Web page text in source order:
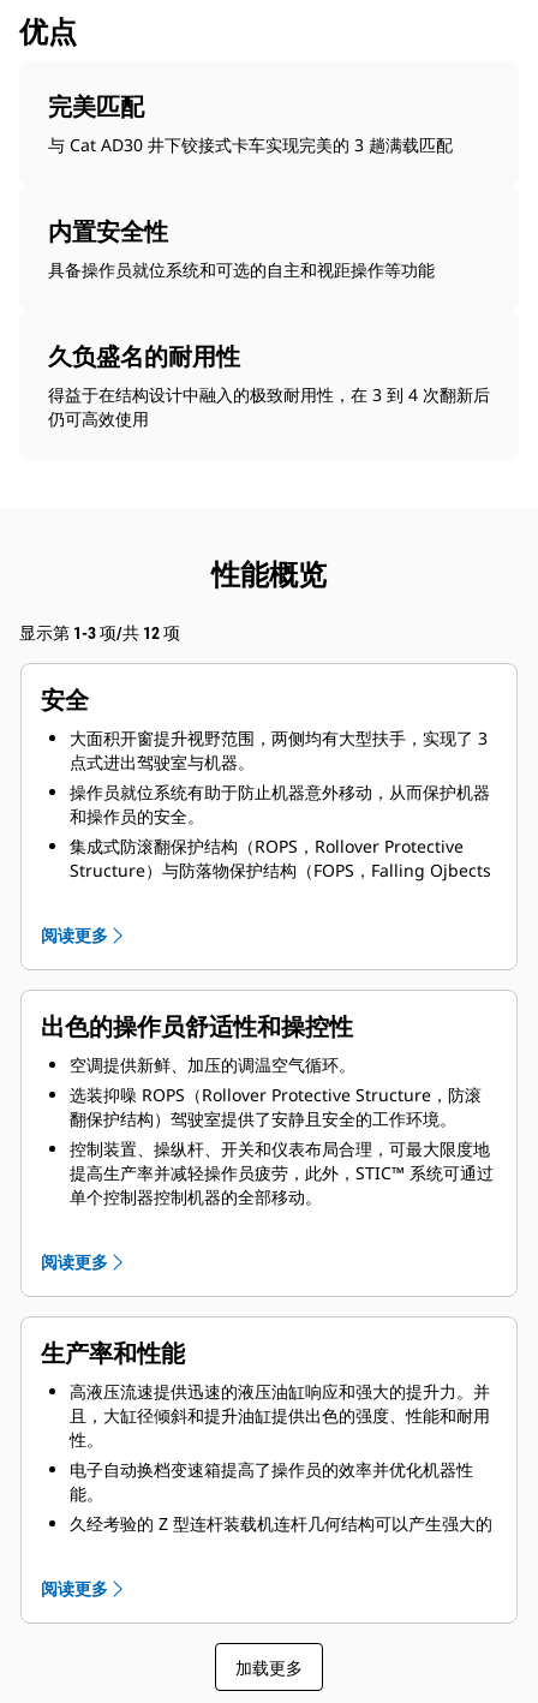
优点
完美匹配
与 Cat AD30 井下铰接式卡车实现完美的 3 趟满载匹配
内置安全性
具备操作员就位系统和可选的自主和视距操作等功能
久负盛名的耐用性
得益于在结构设计中融入的极致耐用性，在 3 到 4 次翻新后
仍可高效使用
性能概览
显示第 1-3 项/共 12 项
安全
大面积开窗提升视野范围，两侧均有大型扶手，实现了 3
点式进出驾驶室与机器。
操作员就位系统有助于防止机器意外移动，从而保护机器
和操作员的安全。
集成式防滚翻保护结构（ROPS，Rollover Protective
Structure）与防落物保护结构（FOPS，Falling Ojbects
行车制动系统由可调式液压启动，停车制动功能由弹簧施
压、液压释放，因此，以确保液压完全失效时仍可制动。
的 3 个发动机停机开关，让维修更安全。
阅读更多
出色的操作员舒适性和操控性
空调提供新鲜、加压的调温空气循环。
选装抑噪 ROPS（Rollover Protective Structure，防滚
翻保护结构）驾驶室提供了安静且安全的工作环境。
控制装置、操纵杆、开关和仪表布局合理，可最大限度地
提高生产率并减轻操作员疲劳，此外，STIC™ 系统可通过
单个控制器控制机器的全部移动。
摆动式后轴可确保四轮均匀着地，始终保持最佳牵引力和
阅读更多
生产率和性能
高液压流速提供迅速的液压油缸响应和强大的提升力。并
且，大缸径倾斜和提升油缸提供出色的强度、性能和耐用
性。
电子自动换档变速箱提高了操作员的效率并优化机器性
能。
久经考验的 Z 型连杆装载机连杆几何结构可以产生强大的
选用行驶控制系统可减少提升臂和铲斗的前、后平斜，让
操作员可以放心地在装载和搬运操作期间以高于 5
km/h（3 mph）的速度行驶，实现快速循环。
运用机械驱动电子单体喷射（MEUI™）高压直喷燃油系
阅读更多
加载更多